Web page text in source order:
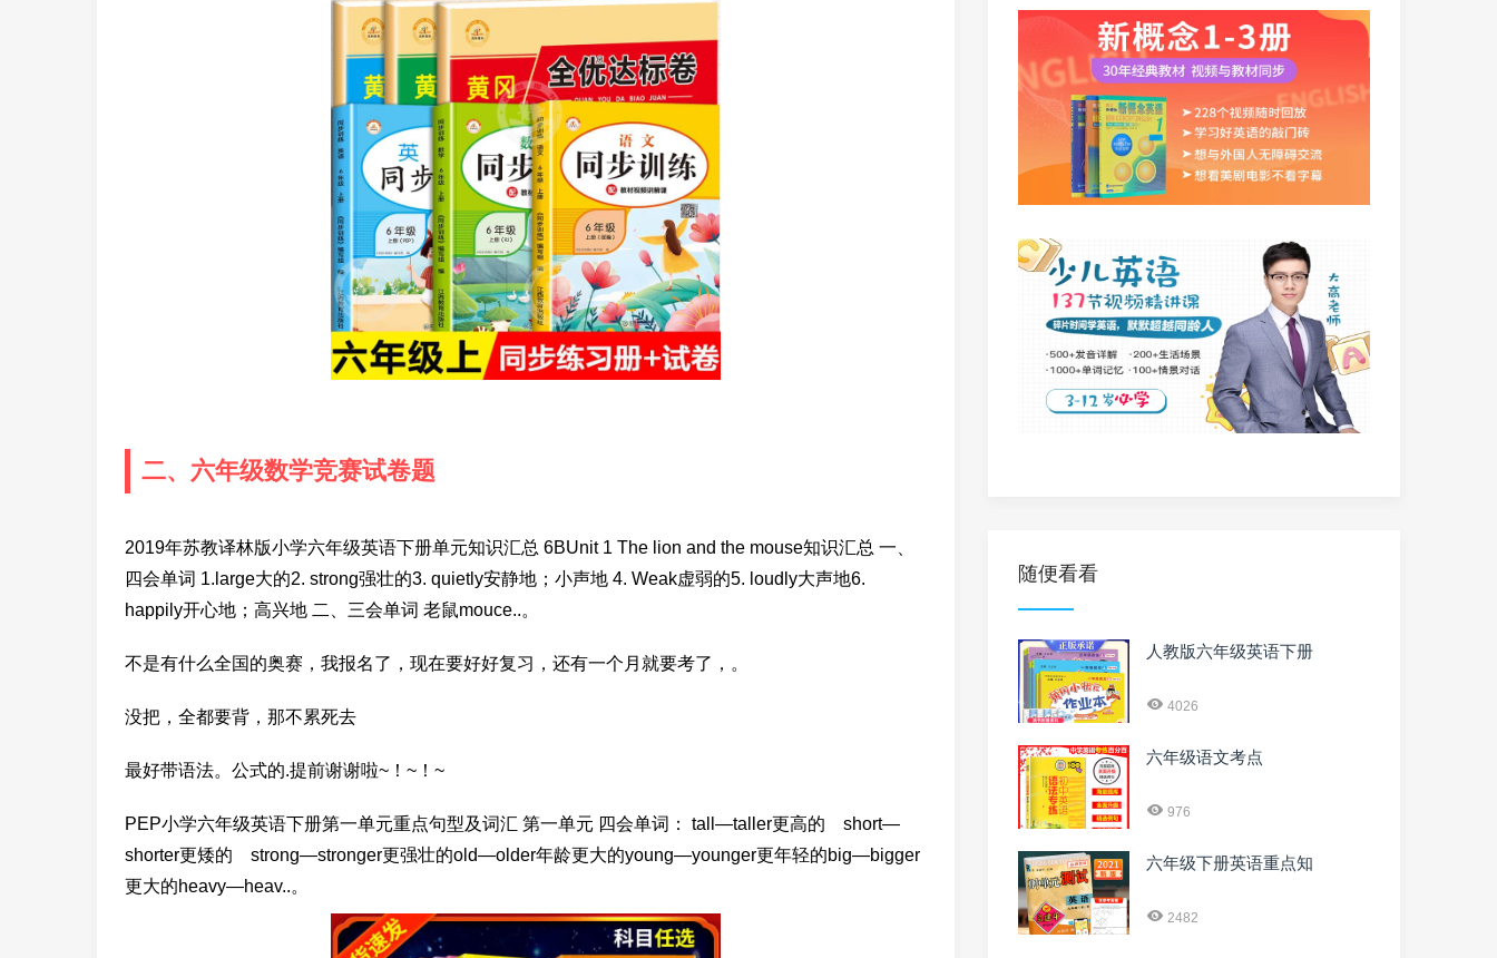
二、六年级数学竞赛试卷题
2019年苏教译林版小学六年级英语下册单元知识汇总 6BUnit 1 The lion and the mouse知识汇总 一、
四会单词 1.large大的2. strong强壮的3. quietly安静地；小声地 4. Weak虚弱的5. loudly大声地6.
happily开心地；高兴地 二、三会单词 老鼠mouce..。
不是有什么全国的奥赛，我报名了，现在要好好复习，还有一个月就要考了，。
没把，全都要背，那不累死去
最好带语法。公式的.提前谢谢啦~！~！~
PEP小学六年级英语下册第一单元重点句型及词汇 第一单元 四会单词： tall—taller更高的 short—
shorter更矮的 strong—stronger更强壮的old—older年龄更大的young—younger更年轻的big—bigger
更大的heavy—heav..。
随便看看
人教版六年级英语下册
4026
六年级语文考点
976
六年级下册英语重点知
2482